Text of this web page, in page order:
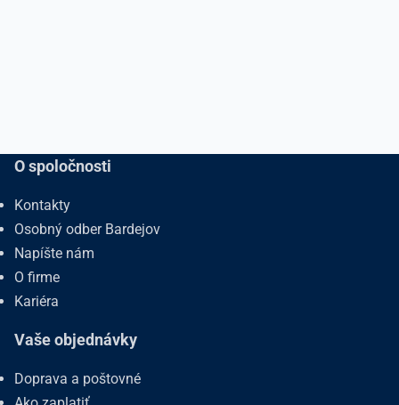
O spoločnosti
Kontakty
Osobný odber Bardejov
Napíšte nám
O firme
Kariéra
Vaše objednávky
Doprava a poštovné